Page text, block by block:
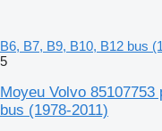
B6, B7, B9, B10, B12 bus
5
Moyeu Volvo
bus (1978-2011)